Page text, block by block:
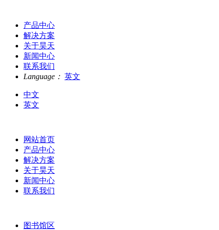
产品中心
解决方案
关于昊天
新闻中心
联系我们
Language： 英文
中文
英文
网站首页
产品中心
解决方案
关于昊天
新闻中心
联系我们
图书馆区